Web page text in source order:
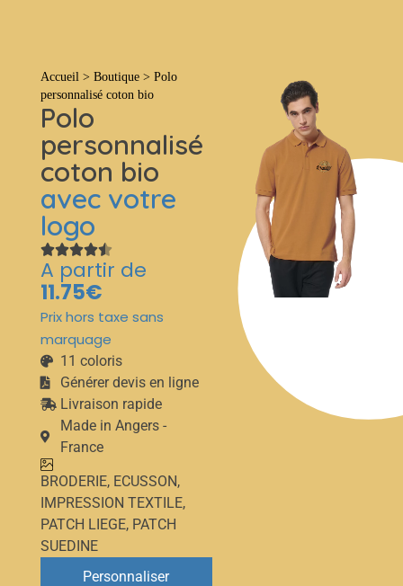
Accueil> Boutique> Polo
personnalisé coton bio
Polo
personnalisé
coton bio
avec votre
logo
A partir de
11.75€
Prix hors taxe sans
marquage
11 coloris
Générer devis en ligne
Livraison rapide
Made in Angers -
France
BRODERIE, ECUSSON,
IMPRESSION TEXTILE,
PATCH LIEGE, PATCH
SUEDINE
Personnaliser